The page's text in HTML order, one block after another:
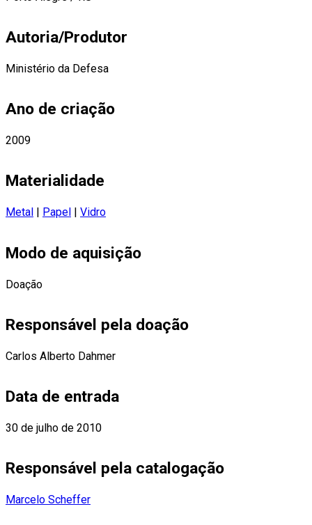
Autoria/Produtor
Ministério da Defesa
Ano de criação
2009
Materialidade
Metal Papel Vidro
Modo de aquisição
Doação
Responsável pela doação
Carlos Alberto Dahmer
Data de entrada
30 de julho de 2010
Responsável pela catalogação
Marcelo Scheffer